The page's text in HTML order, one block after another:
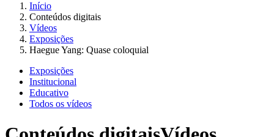
Início
Conteúdos digitais
Vídeos
Exposições
Haegue Yang: Quase coloquial
Exposições
Institucional
Educativo
Todos os vídeos